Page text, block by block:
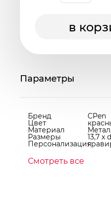
в
Параметры
Бренд CPen
Цвет
Материал
Размеры 13,7 х
Персонализация
Смотреть все